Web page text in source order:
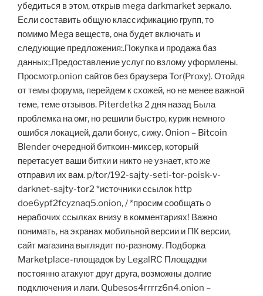
убедиться в этом, открыв mega darkmarket зеркало.
Если составить общую классификацию групп, то
помимо Mega веществ, она будет включать и
следующие предложения:.Покупка и продажа баз
данных;.Предоставление услуг по взлому уформлены.
Просмотр.onion сайтов без браузера Tor(Proxy). Отойдя
от темы форума, перейдем к схожей, но не менее важной
теме, теме отзывов. Piterdetka 2 дня назад Была
проблемка на омг, но решили быстро, курик немного
ошибся локацией, дали бонус, сижу. Onion – Bitcoin
Blender очередной биткоин-миксер, который
перетасует ваши битки и никто не узнает, кто же
отправил их вам. p/tor/192-sajty-seti-tor-poisk-v-
darknet-sajty-tor2 *источники ссылок http
doe6ypf2fcyznaq5.onion, / *просим сообщать о
нерабочих ссылках внизу в комментариях! Важно
понимать, на экранах мобильной версии и ПК версии,
сайт магазина выглядит по-разному. Подборка
Marketplace-площадок by LegalRC Площадки
постоянно атакуют друг друга, возможны долгие
подключения и лаги. Qubesos4rrrrz6n4.onion –